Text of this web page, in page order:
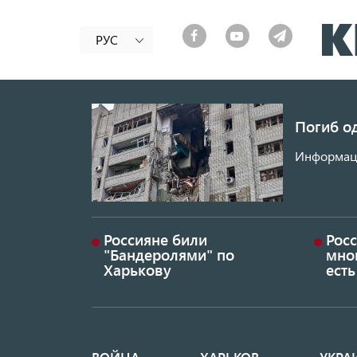
РУС
Погиб
Россияне били
"Бандеролями" по
Харькову